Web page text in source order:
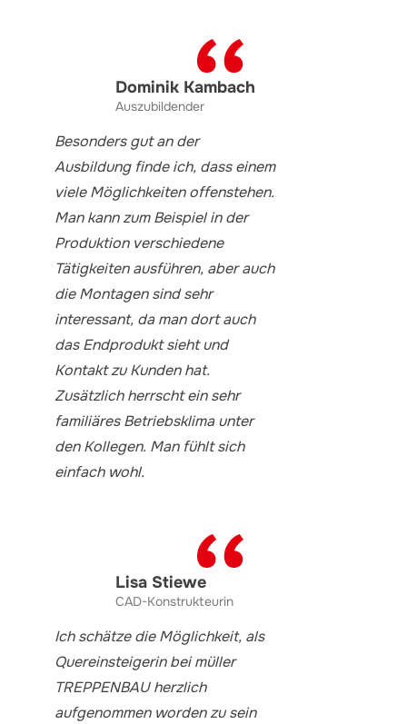
Dominik Kambach
Auszubildender
Besonders gut an der
Ausbildung finde ich, dass einem
viele Möglichkeiten offenstehen.
Man kann zum Beispiel in der
Produktion verschiedene
Tätigkeiten ausführen, aber auch
die Montagen sind sehr
interessant, da man dort auch
das Endprodukt sieht und
Kontakt zu Kunden hat.
Zusätzlich herrscht ein sehr
familiäres Betriebsklima unter
den Kollegen. Man fühlt sich
einfach wohl.
Lisa Stiewe
CAD-Konstrukteurin
Ich schätze die Möglichkeit, als
Quereinsteigerin bei müller
TREPPENBAU herzlich
aufgenommen worden zu sein